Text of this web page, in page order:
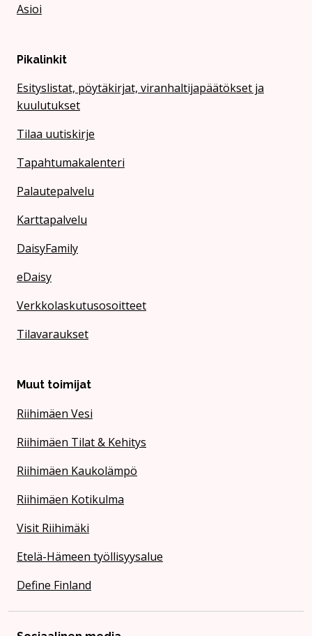
Asioi
Pikalinkit
Esityslistat, pöytäkirjat, viranhaltijapäätökset ja
kuulutukset
Tilaa uutiskirje
Tapahtumakalenteri
Palautepalvelu
Karttapalvelu
DaisyFamily
eDaisy
Verkkolaskutusosoitteet
Tilavaraukset
Muut toimijat
Riihimäen Vesi
Riihimäen Tilat & Kehitys
Riihimäen Kaukolämpö
Riihimäen Kotikulma
Visit Riihimäki
Etelä-Hämeen työllisyysalue
Define Finland